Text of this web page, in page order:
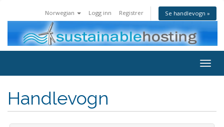
Norwegian Logg inn Registrer Se handlevogn »
Handlevogn